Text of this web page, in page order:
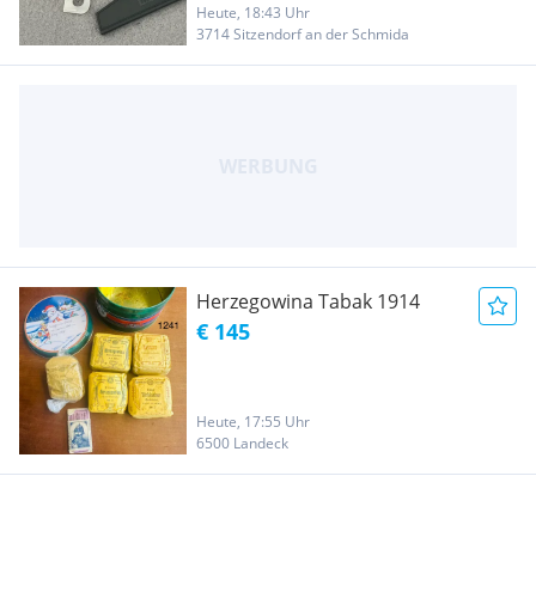
Heute, 18:43 Uhr
3714 Sitzendorf an der Schmida
Herzegowina Tabak 1914
€ 145
Heute, 17:55 Uhr
6500 Landeck